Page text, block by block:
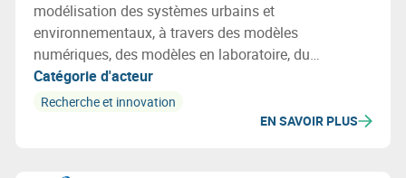
modélisation des systèmes urbains et
environnementaux, à travers des modèles
numériques, des modèles en laboratoire, du
monitoring in-situ (smart metering) ou des outils
collaboratifs.
Catégorie d'acteur
Recherche et innovation
EN SAVOIR PLUS